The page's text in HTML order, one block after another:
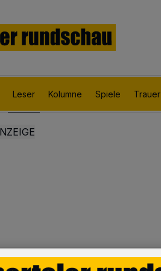
Leser Kolumne Spiele Trauer